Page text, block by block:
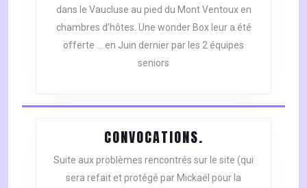
dans le Vaucluse au pied du Mont Ventoux en
chambres d’hôtes. Une wonder Box leur a été
offerte … en Juin dernier par les 2 équipes
seniors
CONVOCATIONS.
Suite aux problèmes rencontrés sur le site (qui
sera refait et protégé par Mickaël pour la